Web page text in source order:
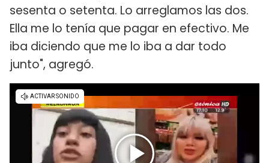
sesenta o setenta. Lo arreglamos las dos.
Ella me lo tenía que pagar en efectivo. Me
iba diciendo que me lo iba a dar todo
junto", agregó.